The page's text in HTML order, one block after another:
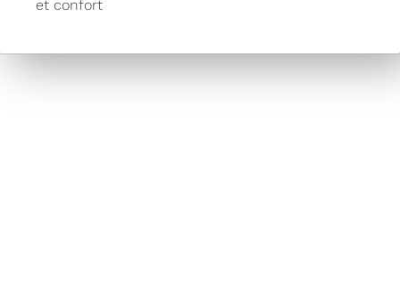
et confort